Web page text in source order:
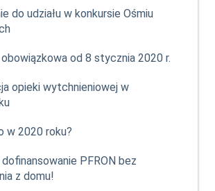
do udziału w konkursie Ośmiu
od 8 stycznia 2020 r.
opieki wytchnieniowej w
w 2020 roku?
PFRON bez
z domu!